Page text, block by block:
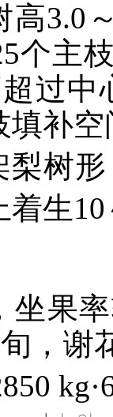
高3.0
个主
过
填补空
树
生
坐果
，谢